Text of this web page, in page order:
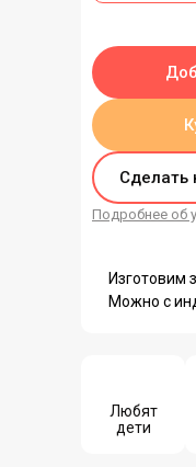
Сделать
Подробнее об
Любят
дети
Изготовим
Можно с